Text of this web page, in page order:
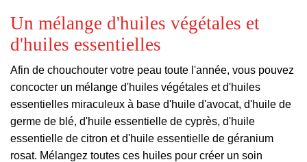
Un mélange d'huiles végétales et
d'huiles essentielles
Afin de chouchouter votre peau toute l'année, vous pouvez
concocter un mélange d'huiles végétales et d'huiles
essentielles miraculeux à base d'huile d'avocat, d'huile de
germe de blé, d'huile essentielle de cyprès, d'huile
essentielle de citron et d'huile essentielle de géranium
rosat. Mélangez toutes ces huiles pour créer un soin